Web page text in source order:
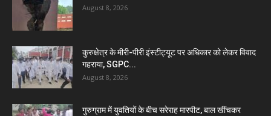
August 8, 2026
कुरुक्षेत्र के मीरी-पीरी इंस्टीट्यूट पर अधिकार को लेकर विवाद
गहराया, SGPC...
August 8, 2026
गुरुग्राम में युवतियों के बीच सरेराह मारपीट, बाल खींचकर